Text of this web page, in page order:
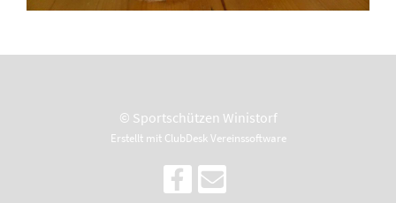
© Sportschützen Winistorf
Erstellt mit ClubDesk Vereinssoftware